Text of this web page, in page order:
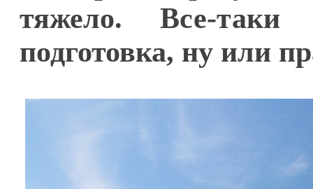
тяжело. Все-
подготовка, ну или